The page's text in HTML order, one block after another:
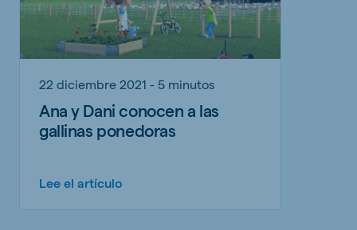
22 diciembre 2021 - 5 minutos
Ana y Dani conocen a las
gallinas ponedoras
Lee el artículo